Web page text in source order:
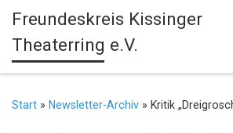
Zum Inhalt springen
Freundeskreis Kissinger
Theaterring e.V.
Start » Newsletter-Archiv » Kritik